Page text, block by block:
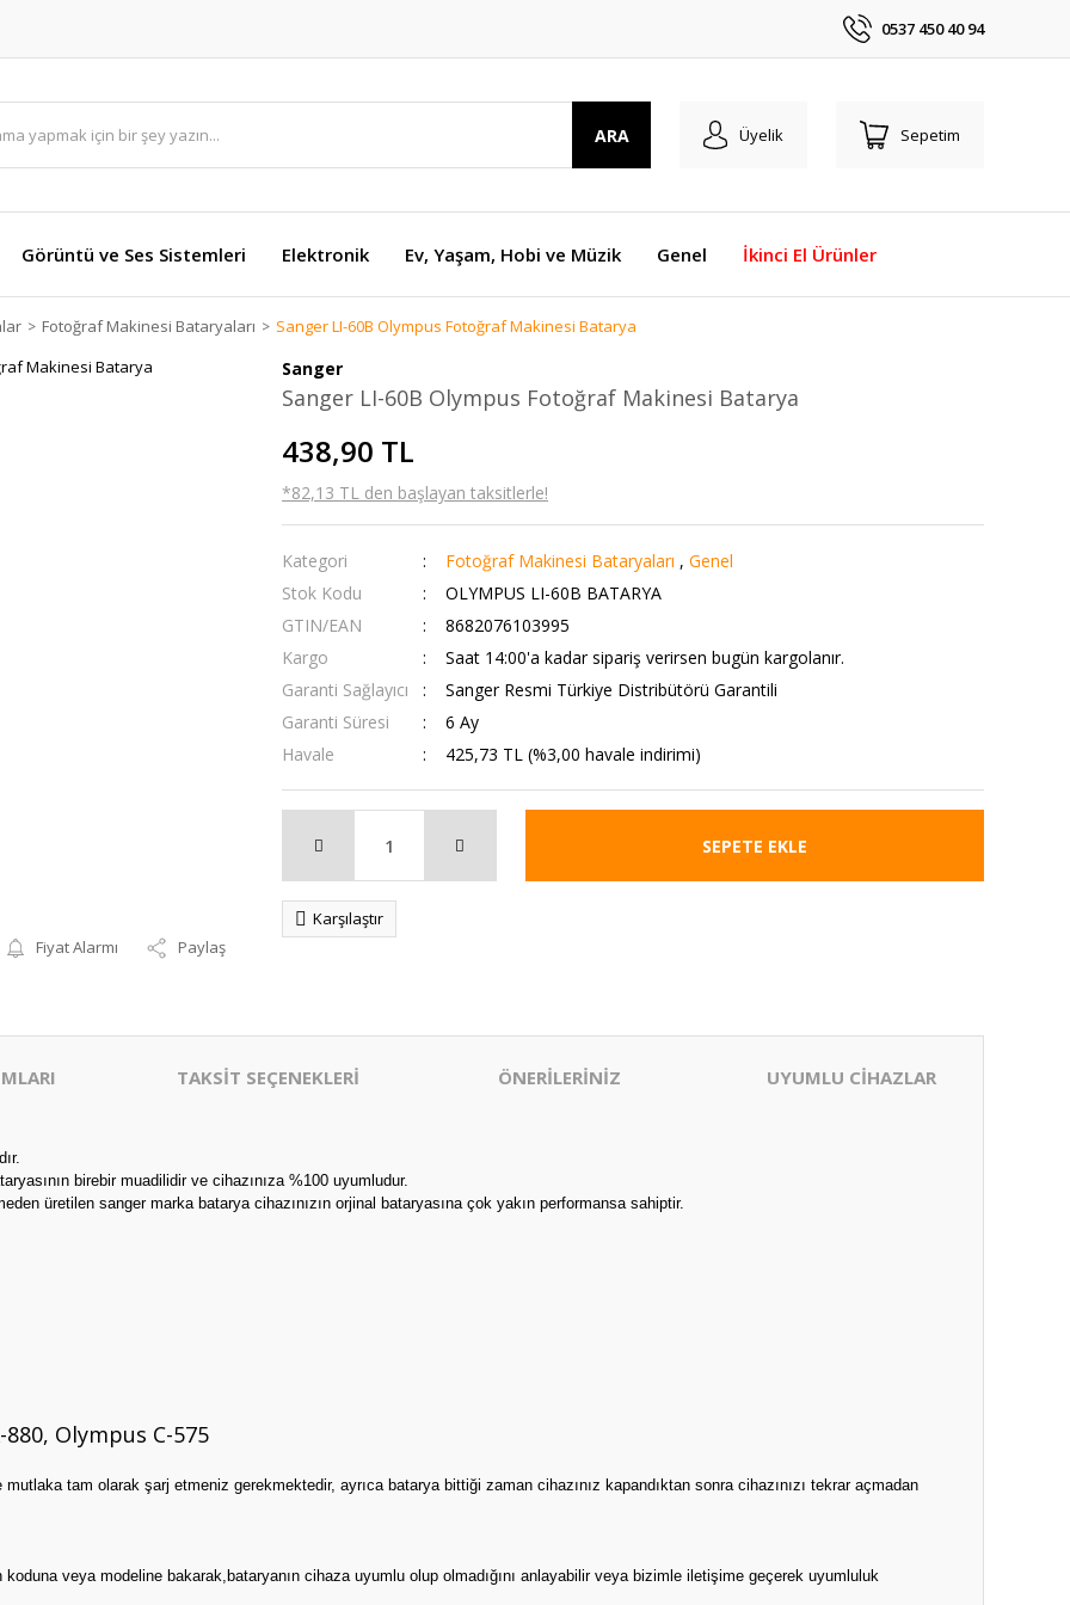
0537 450 40 94
ARA Üyelik Sepetim
Görüntü ve Ses Sistemleri Elektronik Ev, Yaşam, Hobi ve Müzik Genel İkinci El Ürünler
Fotoğraf Makinesi Bataryaları Sanger LI-60B Olympus Fotoğraf Makinesi Batarya
Fiyat Alarmı Paylaş
Sanger
Sanger LI-60B Olympus Fotoğraf Makinesi Batarya
438,90 TL
*82,13 TL den başlayan taksitlerle!
Kategori Fotoğraf Makinesi Bataryaları , Genel
Stok Kodu
OLYMPUS LI-60B BATARYA
GTIN/EAN
8682076103995
Kargo
Saat 14:00'a kadar sipariş verirsen bugün kargolanır.
Garanti Sağlayıcı
Sanger Resmi Türkiye Distribütörü Garantili
Garanti Süresi
6 Ay
Havale
425,73 TL (%3,00 havale indirimi)
SEPETE EKLE
Karşılaştır
TAKSİT SEÇENEKLERİ ÖNERİLERİNİZ UYUMLU CİHAZLAR
birebir muadilidir ve cihazınıza %100 uyumludur.
üretilen sanger marka batarya cihazınızın orjinal bataryasına çok yakın performansa sahiptir.
Olympus C-575
mutlaka tam olarak şarj etmeniz gerekmektedir, ayrıca batarya bittiği zaman cihazınız kapandıktan sonra cihazınızı tekrar açmadan
koduna veya modeline bakarak,bataryanın cihaza uyumlu olup olmadığını anlayabilir veya bizimle iletişime geçerek uyumluluk